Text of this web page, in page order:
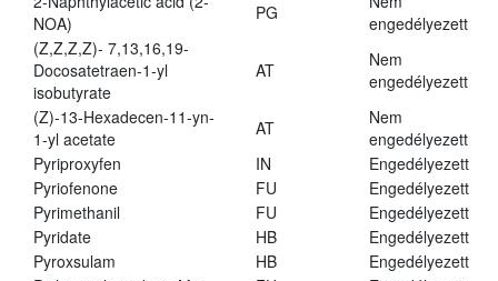
NOA)
PG
engedélyezett
(Z,Z,Z,Z)- 7,13,16,19-
Docosatetraen-1-yl
isobutyrate
AT
Nem
engedélyezett
(Z)-13-Hexadecen-11-yn-
1-yl acetate
AT
Nem
engedélyezett
Pyriproxyfen
IN
Engedélyezett
Pyriofenone
FU
Engedélyezett
Pyrimethanil
FU
Engedélyezett
Pyridate
HB
Engedélyezett
Pyroxsulam
HB
Engedélyezett